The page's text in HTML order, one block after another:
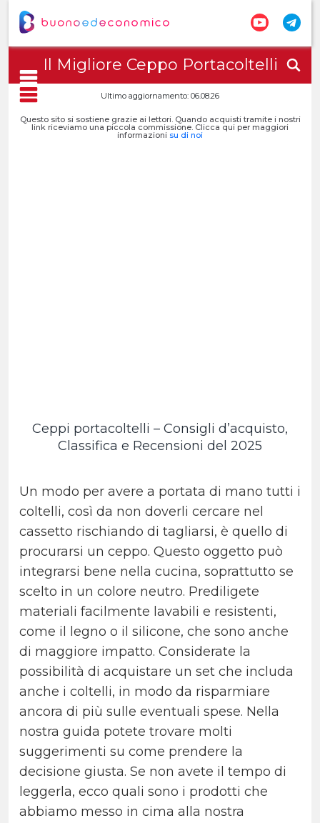
Il Migliore Ceppo Portacoltelli
Ultimo aggiornamento: 06.08.26
Questo sito si sostiene grazie ai lettori. Quando acquisti tramite i nostri
link riceviamo una piccola commissione. Clicca qui per maggiori
informazioni su di noi
Ceppi portacoltelli – Consigli d’acquisto,
Classifica e Recensioni del 2025
Un modo per avere a portata di mano tutti i
coltelli, così da non doverli cercare nel
cassetto rischiando di tagliarsi, è quello di
procurarsi un ceppo. Questo oggetto può
integrarsi bene nella cucina, soprattutto se
scelto in un colore neutro. Prediligete
materiali facilmente lavabili e resistenti,
come il legno o il silicone, che sono anche
di maggiore impatto. Considerate la
possibilità di acquistare un set che includa
anche i coltelli, in modo da risparmiare
ancora di più sulle eventuali spese. Nella
nostra guida potete trovare molti
suggerimenti su come prendere la
decisione giusta. Se non avete il tempo di
leggerla, ecco quali sono i prodotti che
abbiamo messo in cima alla nostra